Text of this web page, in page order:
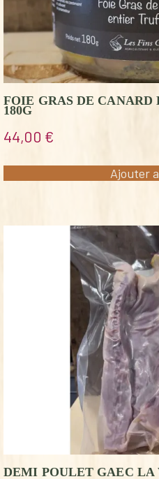
FOIE GRAS DE CANARD
180G
44,00 €
Ajouter
DEMI POULET GAEC LA